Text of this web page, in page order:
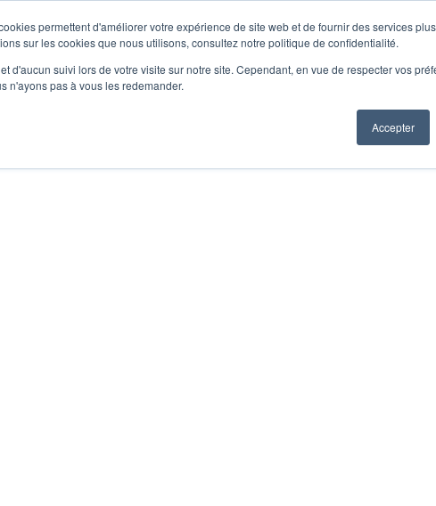
permettent d'améliorer votre expérience de site web et de fournir des services
sur les cookies que nous utilisons, consultez notre politique de confidentialité.
d'aucun suivi lors de votre visite sur notre site. Cependant, en vue de respecter vos
n'ayons pas à vous les redemander.
Accepter